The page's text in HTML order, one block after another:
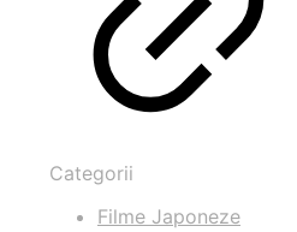
Categorii
Filme Japoneze